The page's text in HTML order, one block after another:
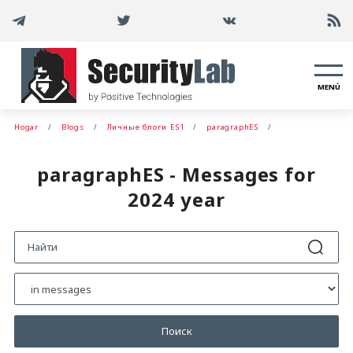
MENÚ
Hogar Blogs Личные блоги ES1 paragraphES
paragraphES - Messages for
2024 year
Поиск